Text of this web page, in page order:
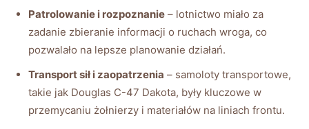
Patrolowanie i rozpoznanie – lotnictwo miało za
zadanie zbieranie informacji o ruchach wroga, co
pozwalało na lepsze planowanie działań.
Transport sił i zaopatrzenia – samoloty transportowe,
takie jak Douglas C-47 Dakota, były kluczowe w
przemycaniu żołnierzy i materiałów na liniach frontu.